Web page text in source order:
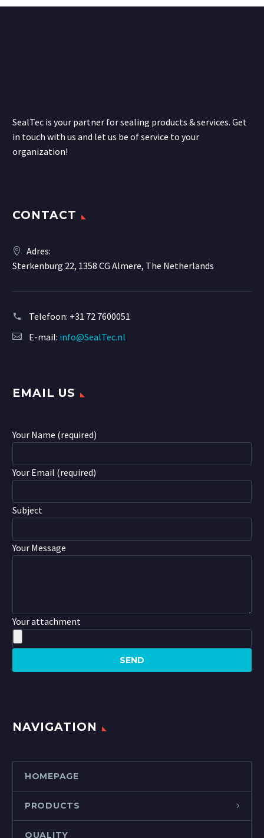
SealTec is your partner for sealing products & services. Get
in touch with us and let us be of service to your
organization!
CONTACT
Adres:
Sterkenburg 22, 1358 CG Almere, The Netherlands
Telefoon: +31 72 7600051
E-mail: info@SealTec.nl
EMAIL US
Your Name (required)
Your Email (required)
Subject
Your Message
Your attachment
NAVIGATION
HOMEPAGE
PRODUCTS
QUALITY